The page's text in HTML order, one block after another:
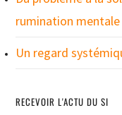
rumination
Un regard
RECEVOIR L'ACTU DU SI